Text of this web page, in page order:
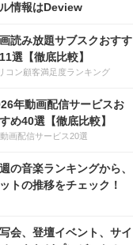
情報はDeview
読み放題サブスクおすす
選【徹底比較】
コン顧客満足度ランキング
年動画配信サービスお
め40選【徹底比較】
画配信サービス20選
の音楽ランキングから、
トの推移をチェック！
会、登壇イベント、サイ